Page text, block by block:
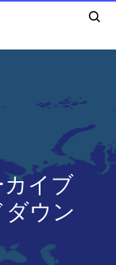
イブ
ウン